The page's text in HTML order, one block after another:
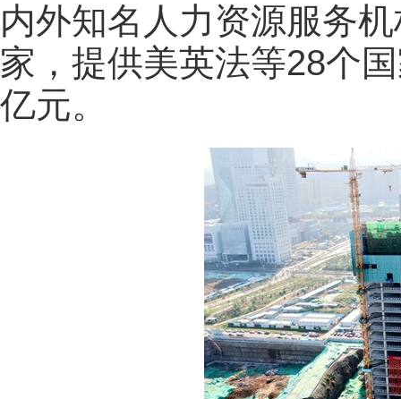
内外知名人力资源服务
家，提供美英法等28个
亿元。